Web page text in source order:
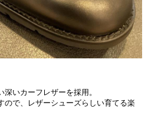
いカーフレザーを採用。
ので、レザーシューズらしい育てる楽